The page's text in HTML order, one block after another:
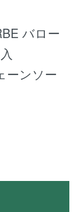
バロー
ーンソー